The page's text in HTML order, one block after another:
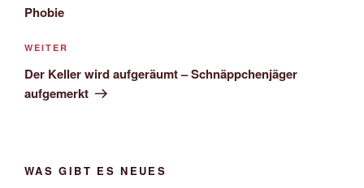
Phobie
Nächster
Beitrag
WEITER
Der Keller wird aufgeräumt – Schnäppchenjäger
aufgemerkt
WAS GIBT ES NEUES